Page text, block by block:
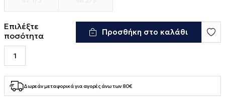
Επιλέξτε
ποσότητα
Προσθήκη στο καλάθι
Δωρεάν μεταφορικά για αγορές άνω των 80€